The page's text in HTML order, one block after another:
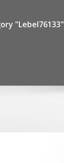
"Lebel76133"